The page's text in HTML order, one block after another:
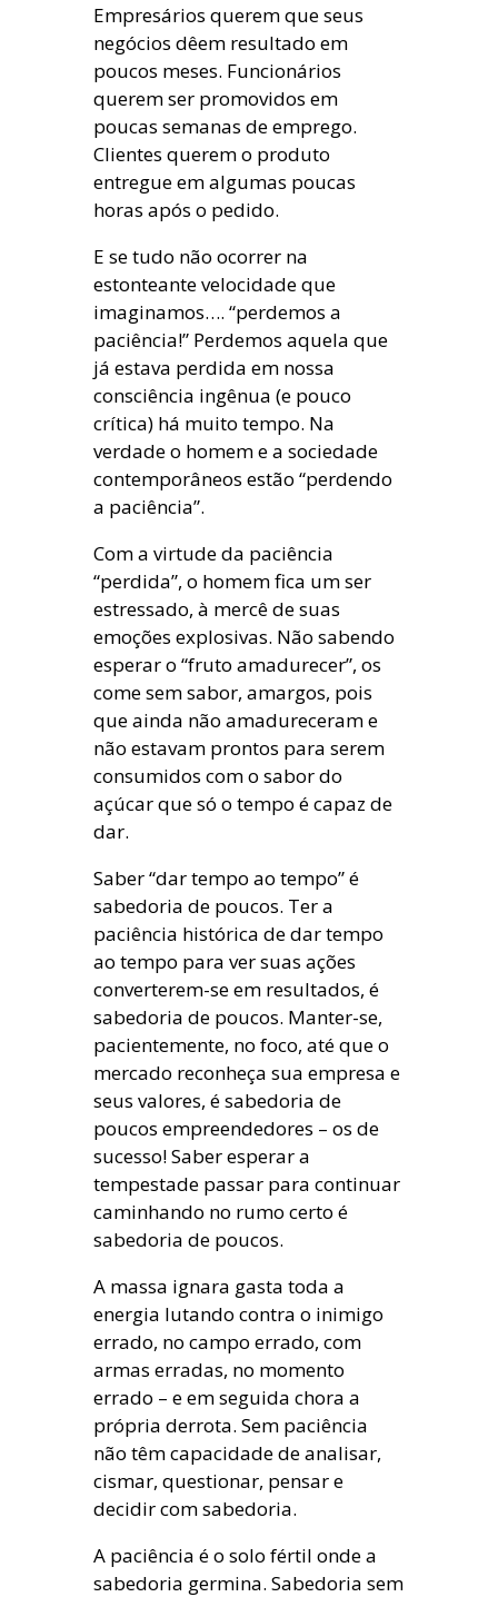
Empresários querem que seus
negócios dêem resultado em
poucos meses. Funcionários
querem ser promovidos em
poucas semanas de emprego.
Clientes querem o produto
entregue em algumas poucas
horas após o pedido.
E se tudo não ocorrer na
estonteante velocidade que
imaginamos…. “perdemos a
paciência!” Perdemos aquela que
já estava perdida em nossa
consciência ingênua (e pouco
crítica) há muito tempo. Na
verdade o homem e a sociedade
contemporâneos estão “perdendo
a paciência”.
Com a virtude da paciência
“perdida”, o homem fica um ser
estressado, à mercê de suas
emoções explosivas. Não sabendo
esperar o “fruto amadurecer”, os
come sem sabor, amargos, pois
que ainda não amadureceram e
não estavam prontos para serem
consumidos com o sabor do
açúcar que só o tempo é capaz de
dar.
Saber “dar tempo ao tempo” é
sabedoria de poucos. Ter a
paciência histórica de dar tempo
ao tempo para ver suas ações
converterem-se em resultados, é
sabedoria de poucos. Manter-se,
pacientemente, no foco, até que o
mercado reconheça sua empresa e
seus valores, é sabedoria de
poucos empreendedores – os de
sucesso! Saber esperar a
tempestade passar para continuar
caminhando no rumo certo é
sabedoria de poucos.
A massa ignara gasta toda a
energia lutando contra o inimigo
errado, no campo errado, com
armas erradas, no momento
errado – e em seguida chora a
própria derrota. Sem paciência
não têm capacidade de analisar,
cismar, questionar, pensar e
decidir com sabedoria.
A paciência é o solo fértil onde a
sabedoria germina. Sabedoria sem